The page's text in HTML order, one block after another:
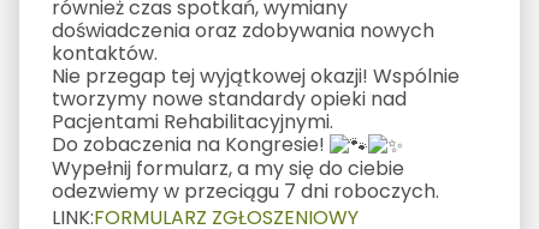
również czas spotkań, wymiany
doświadczenia oraz zdobywania nowych
kontaktów.
Nie przegap tej wyjątkowej okazji! Wspólnie
tworzymy nowe standardy opieki nad
Pacjentami Rehabilitacyjnymi.
Do zobaczenia na Kongresie!
Wypełnij formularz, a my się do ciebie
odezwiemy w przeciągu 7 dni roboczych.
LINK:FORMULARZ ZGŁOSZENIOWY